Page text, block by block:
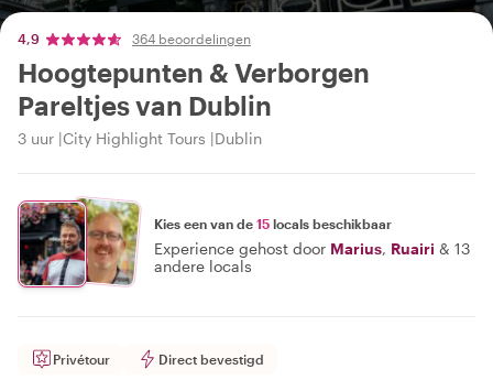
4,9 364 beoordelingen
Hoogtepunten & Verborgen
Pareltjes van Dublin
3 uur City Highlight Tours Dublin
Kies een van de 15 locals beschikbaar
Experience gehost door Marius, Ruairi & 13
andere locals
Privétour Direct bevestigd